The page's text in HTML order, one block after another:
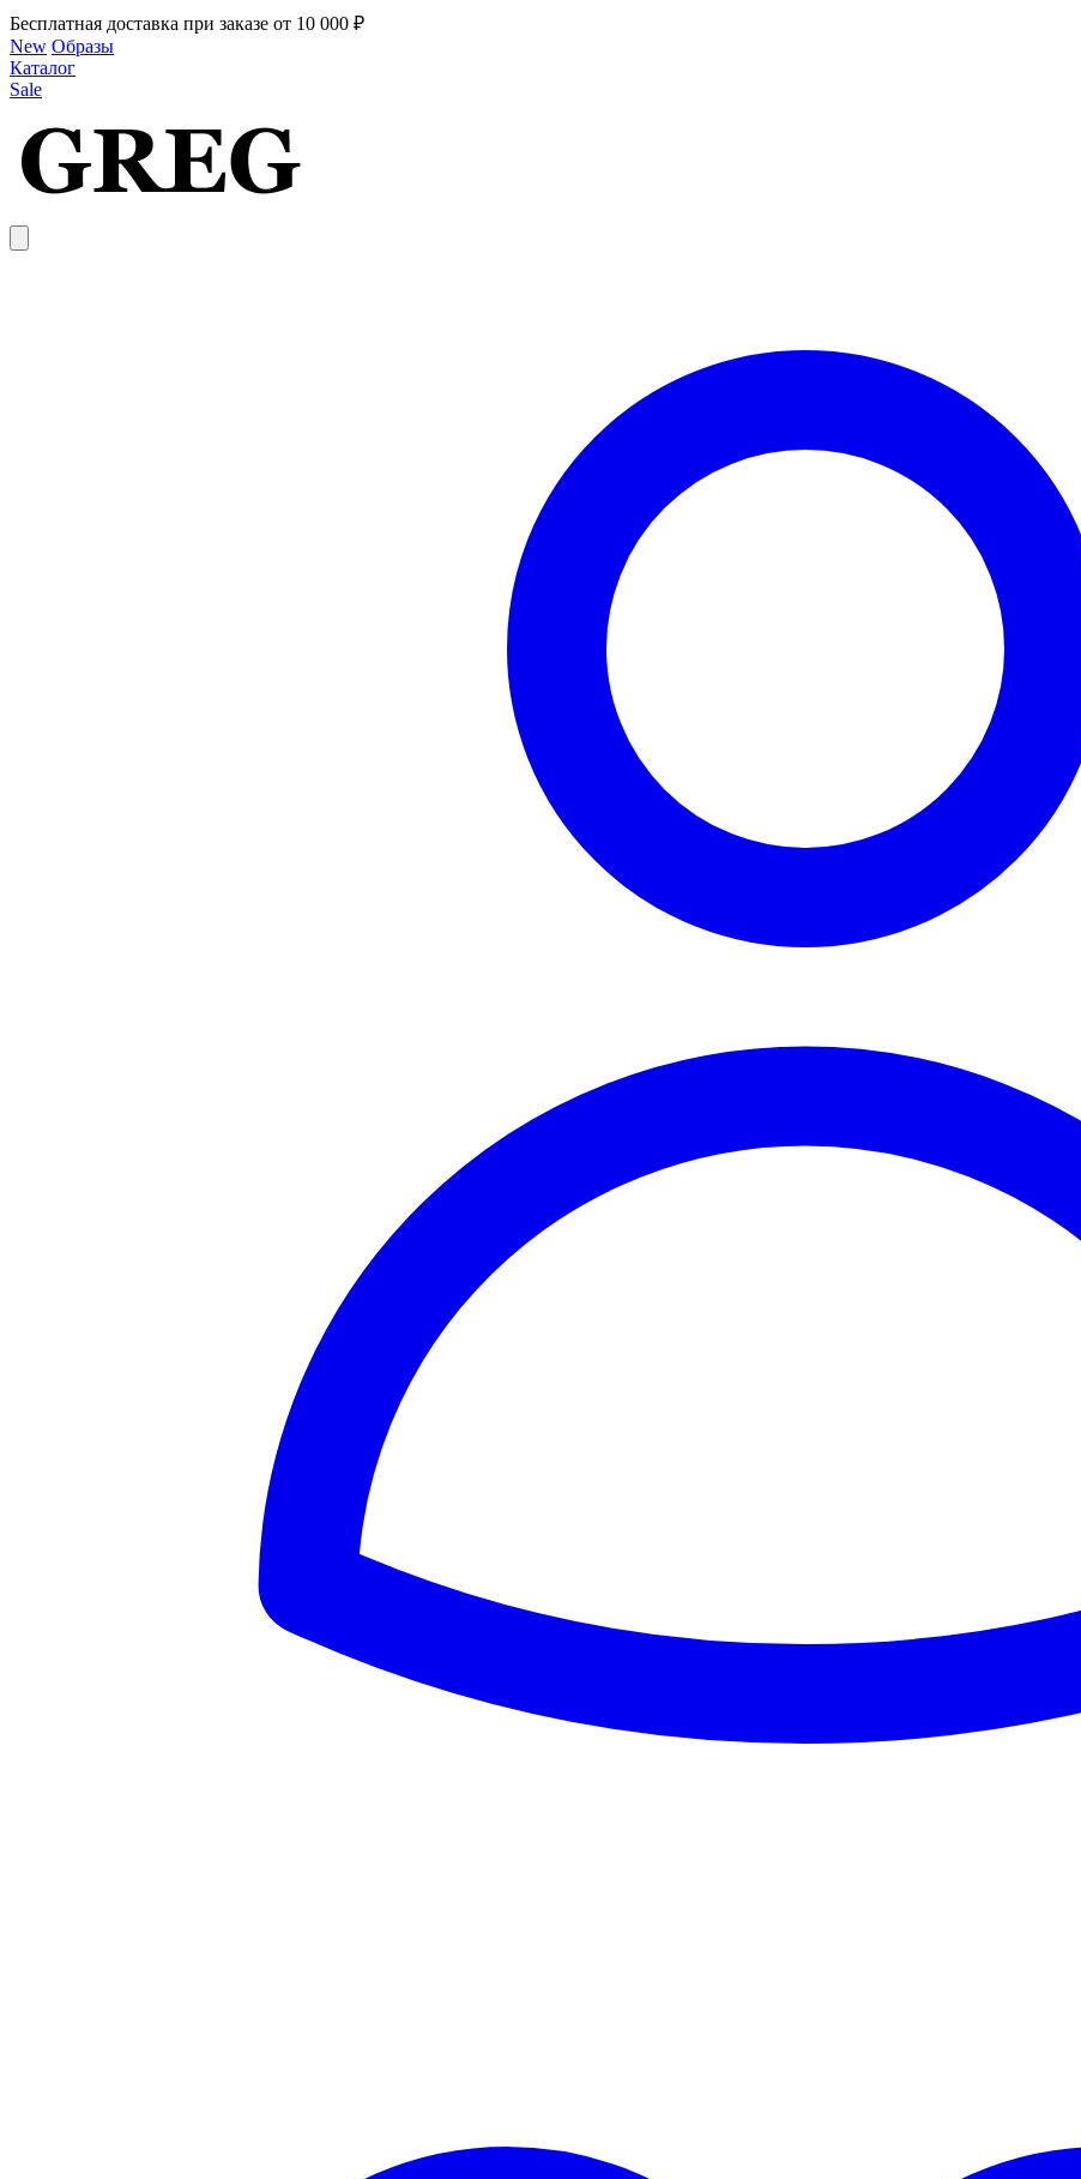
Бесплатная доставка при заказе от 10 000 ₽
New Образы
Каталог
Sale